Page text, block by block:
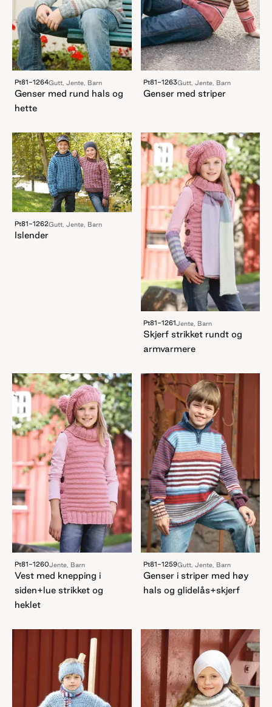
Pt81-1264Gutt, Jente, Barn
Genser med rund hals og
hette
Pt81-1263Gutt, Jente, Barn
Genser med striper
Pt81-1262Gutt, Jente, Barn
Islender
Pt81-1261Jente, Barn
Skjerf strikket rundt og
armvarmere
Pt81-1260Jente, Barn
Vest med knepping i
siden+lue strikket og
heklet
Pt81-1259Gutt, Jente, Barn
Genser i striper med høy
hals og glidelås+skjerf